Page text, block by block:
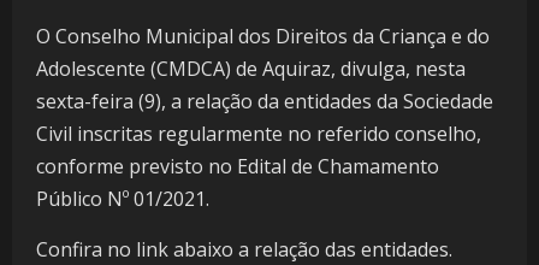
O Conselho Municipal dos Direitos da Criança e do
Adolescente (CMDCA) de Aquiraz, divulga, nesta
sexta-feira (9), a relação da entidades da Sociedade
Civil inscritas regularmente no referido conselho,
conforme previsto no Edital de Chamamento
Público Nº 01/2021.
Confira no link abaixo a relação das entidades.